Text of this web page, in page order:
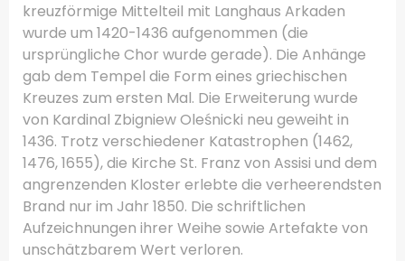
kreuzförmige Mittelteil mit Langhaus Arkaden
wurde um 1420-1436 aufgenommen (die
ursprüngliche Chor wurde gerade). Die Anhänge
gab dem Tempel die Form eines griechischen
Kreuzes zum ersten Mal. Die Erweiterung wurde
von Kardinal Zbigniew Oleśnicki neu geweiht in
1436. Trotz verschiedener Katastrophen (1462,
1476, 1655), die Kirche St. Franz von Assisi und dem
angrenzenden Kloster erlebte die verheerendsten
Brand nur im Jahr 1850. Die schriftlichen
Aufzeichnungen ihrer Weihe sowie Artefakte von
unschätzbarem Wert verloren.